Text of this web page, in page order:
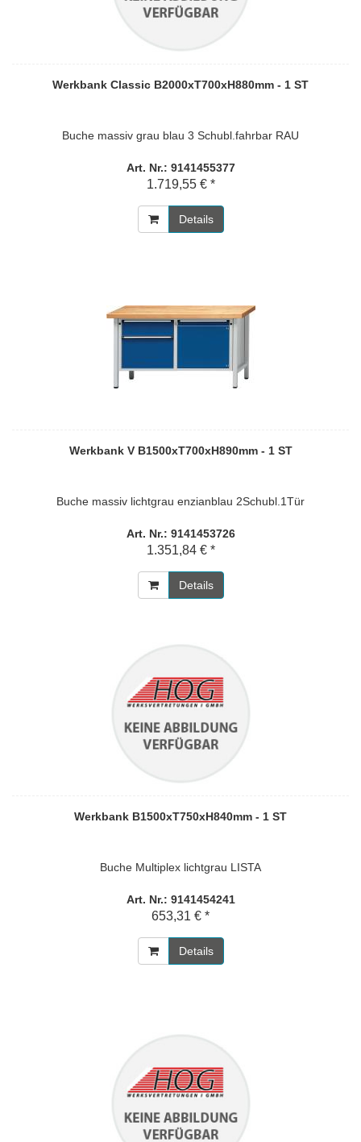
Werkbank Classic B2000xT700xH880mm - 1 ST
Buche massiv grau blau 3 Schubl.fahrbar RAU
Art. Nr.: 9141455377
1.719,55 € *
Details
Werkbank V B1500xT700xH890mm - 1 ST
Buche massiv lichtgrau enzianblau 2Schubl.1Tür
Art. Nr.: 9141453726
1.351,84 € *
Details
Werkbank B1500xT750xH840mm - 1 ST
Buche Multiplex lichtgrau LISTA
Art. Nr.: 9141454241
653,31 € *
Details